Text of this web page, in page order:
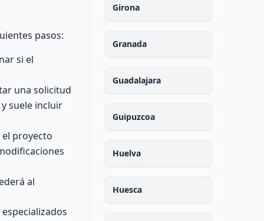
pasos:
si el
una solicitud
suele incluir
proyecto
al
Girona
Granada
Guadalajara
Guipuzcoa
Huelva
Huesca